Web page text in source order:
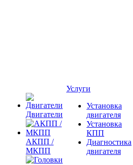
Двигатели
АКПП /
МКПП
Услуги
Установка
двигателя
Установка
КПП
Диагностика
двигателя